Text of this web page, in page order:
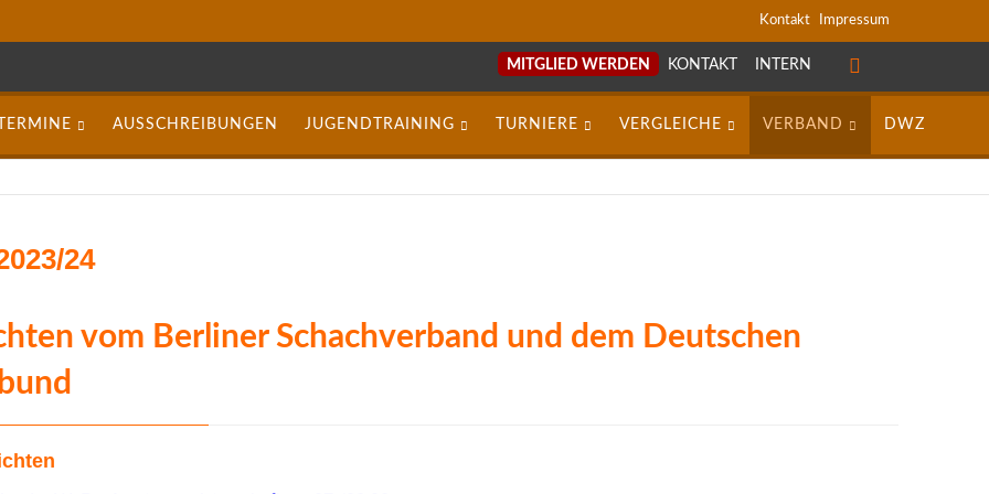
Navigation
überspringen
Kontakt Impressum
NAVIGATION
ÜBERSPRINGEN
MITGLIED WERDEN KONTAKT INTERN
TERMINE AUSSCHREIBUNGEN JUGENDTRAINING TURNIERE VERGLEICHE VERBAND DWZ
24
vom Berliner Schachverband und dem Deutschen